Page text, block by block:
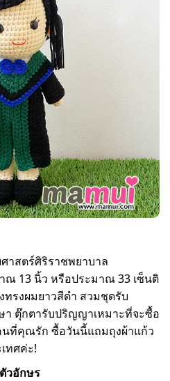
สตร์ศิริราชพยาบาล
ณ 13 นิ้ว หรือประมาณ 33 เซ็นติ
ทรงผมยาวสีดำ สวมชุดรับ
ตุ๊กตารับปริญญาเหมาะที่จะซื้อ
นที่คุณรัก ซื้อวันนี้แถมถุงผ้าแก้ว
ทศค่ะ!
วอักษร